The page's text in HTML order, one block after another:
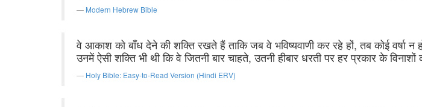
Modern Hebrew Bible
वे आकाश को बाँध देने की शक्ति रखते हैं ताकि जब वे भविष्यवाणी कर रहे हों, तब कोई
उनमें ऐसी शक्ति भी थी कि वे जितनी बार चाहते, उतनी हीबार धरती पर हर प्रकार के
Holy Bible: Easy-to-Read Version (Hindi ERV)